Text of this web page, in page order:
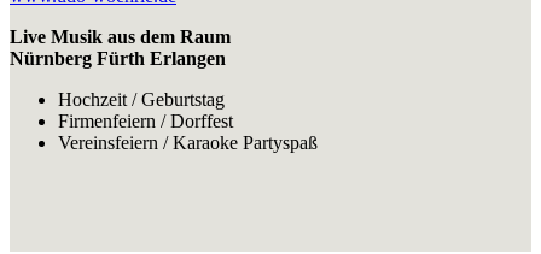
Live Musik aus dem Raum
Nürnberg Fürth Erlangen
Hochzeit / Geburtstag
Firmenfeiern / Dorffest
Vereinsfeiern / Karaoke Partyspaß